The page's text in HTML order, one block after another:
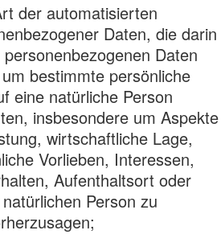
der automatisierten
Daten, die darin
Daten
bestimmte persönliche
eine natürliche Person
insbesondere um Aspekte
wirtschaftliche Lage,
Vorlieben, Interessen,
Aufenthaltsort oder
Person zu